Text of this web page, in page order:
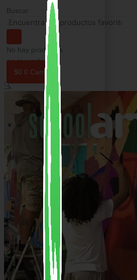
Buscar
No hay productos
en el carrito.
$0 0 Carrito
🔍